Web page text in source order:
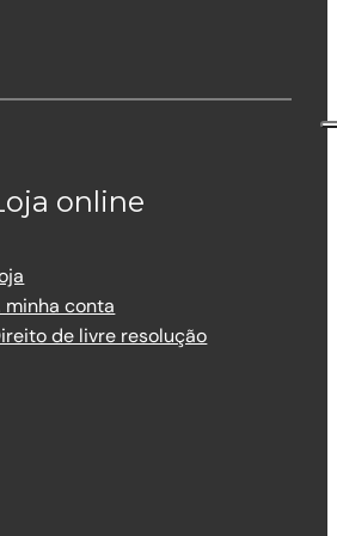
online
minha conta
de livre resolução